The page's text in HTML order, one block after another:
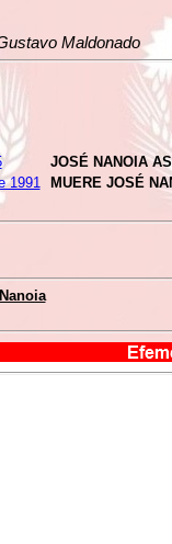
Maldonado
JOSÉ NANOIA
1991 MUERE JOSÉ